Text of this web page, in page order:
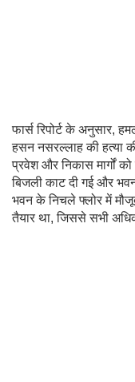
फार्स रिपोर्ट के अनुसार,
हसन नसरल्लाह की हत्या
प्रवेश और निकास मार्गों
बिजली काट दी गई और
भवन के निचले फ्लोर में
तैयार था, जिससे सभी